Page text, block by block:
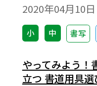
2020年04月10日
小 中 書写
やってみよう
立つ 書道用具